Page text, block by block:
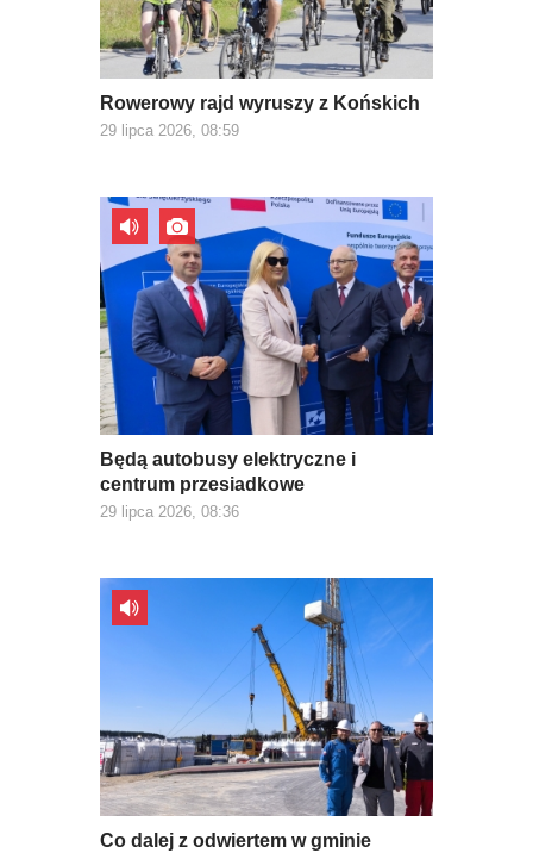
Rowerowy rajd wyruszy z Końskich
29 lipca 2026, 08:59
Będą autobusy elektryczne i
centrum przesiadkowe
29 lipca 2026, 08:36
Co dalej z odwiertem w gminie